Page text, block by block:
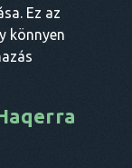
Ez az
könnyen